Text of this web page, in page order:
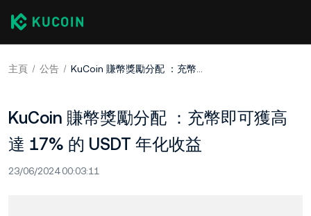
主頁 公告 KuCoin 賺幣獎勵分配 ：充幣即可獲高達 17% 的 USDT 年化收益
KuCoin 賺幣獎勵分配 ：充幣即可獲高
達 17% 的 USDT 年化收益
23/06/2024 00:03:11